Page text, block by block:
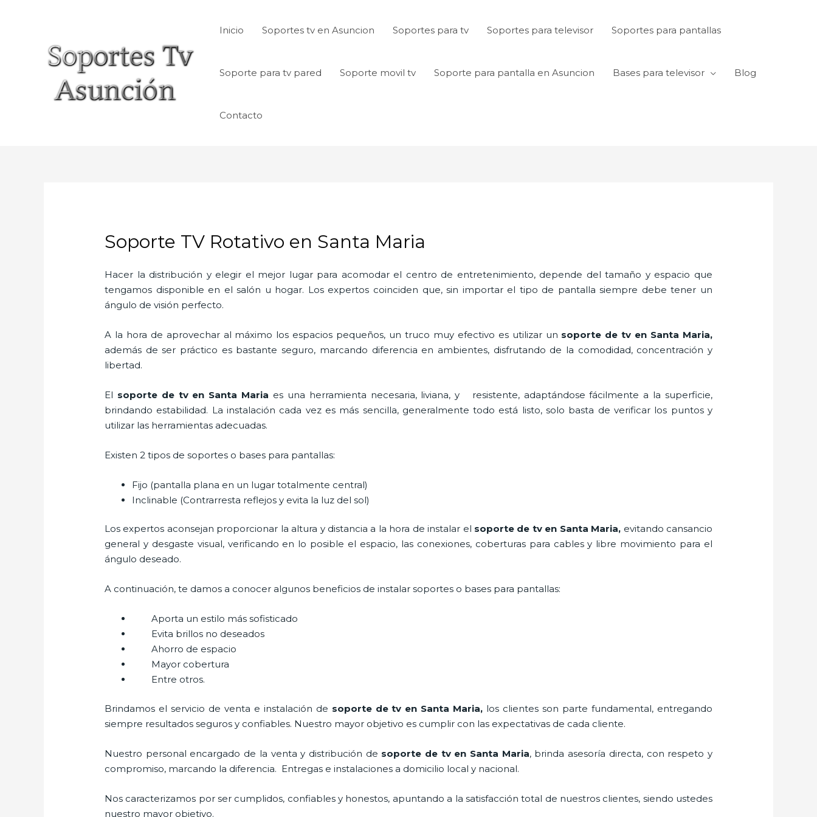
Inicio Soportes tv en Asuncion Soportes para tv Soportes para televisor Soportes para pantallas
Soporte para tv pared Soporte movil tv Soporte para pantalla en Asuncion Bases para televisor Blog
Contacto
Soporte TV Rotativo en Santa Maria
Hacer la distribución y elegir el mejor lugar para acomodar el centro de entretenimiento, depende del tamaño y espacio que
tengamos disponible en el salón u hogar. Los expertos coinciden que, sin importar el tipo de pantalla siempre debe tener un
ángulo de visión perfecto.
A la hora de aprovechar al máximo los espacios pequeños, un truco muy efectivo es utilizar un soporte de tv en Santa Maria,
además de ser práctico es bastante seguro, marcando diferencia en ambientes, disfrutando de la comodidad, concentración y
libertad.
El soporte de tv en Santa Maria es una herramienta necesaria, liviana, y resistente, adaptándose fácilmente a la superficie,
brindando estabilidad. La instalación cada vez es más sencilla, generalmente todo está listo, solo basta de verificar los puntos y
utilizar las herramientas adecuadas.
Existen 2 tipos de soportes o bases para pantallas:
Fijo (pantalla plana en un lugar totalmente central)
Inclinable (Contrarresta reflejos y evita la luz del sol)
Los expertos aconsejan proporcionar la altura y distancia a la hora de instalar el soporte de tv en Santa Maria, evitando cansancio
general y desgaste visual, verificando en lo posible el espacio, las conexiones, coberturas para cables y libre movimiento para el
ángulo deseado.
A continuación, te damos a conocer algunos beneficios de instalar soportes o bases para pantallas:
Aporta un estilo más sofisticado
Evita brillos no deseados
Ahorro de espacio
Mayor cobertura
Entre otros.
Brindamos el servicio de venta e instalación de soporte de tv en Santa Maria, los clientes son parte fundamental, entregando
siempre resultados seguros y confiables. Nuestro mayor objetivo es cumplir con las expectativas de cada cliente.
Nuestro personal encargado de la venta y distribución de soporte de tv en Santa Maria, brinda asesoría directa, con respeto y
compromiso, marcando la diferencia. Entregas e instalaciones a domicilio local y nacional.
Nos caracterizamos por ser cumplidos, confiables y honestos, apuntando a la satisfacción total de nuestros clientes, siendo ustedes
nuestro mayor objetivo.